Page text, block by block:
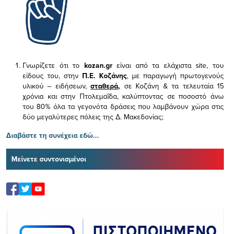
Γνωρίζετε ότι το kozan.gr είναι από τα ελάχισταsite, του
είδους του, στην Π.Ε. Κοζάνης, με παραγωγή πρωτογενούς
υλικού – ειδήσεων,σταθερά, σε Κοζάνη & τα τελευταία 15
χρόνια και στην Πτολεμαΐδα, καλύπτοντας σε ποσοστό άνω
του 80% όλα τα γεγονότα δράσεις που λαμβάνουν χώρα στις
δύο μεγαλύτερες πόλεις της Δ. Μακεδονίας;
Διαβάστε τη συνέχεια εδώ...
Μείνετε συντονισμένοι